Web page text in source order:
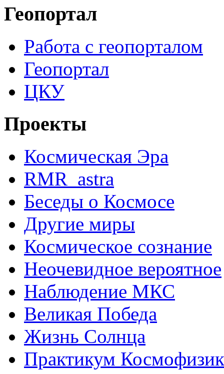
Геопортал
Работа с геопорталом
Геопортал
ЦКУ
Проекты
Космическая Эра
RMR_astra
Беседы о Космосе
Другие миры
Космическое сознание
Неочевидное вероятное
Наблюдение МКС
Великая Победа
Жизнь Солнца
Практикум